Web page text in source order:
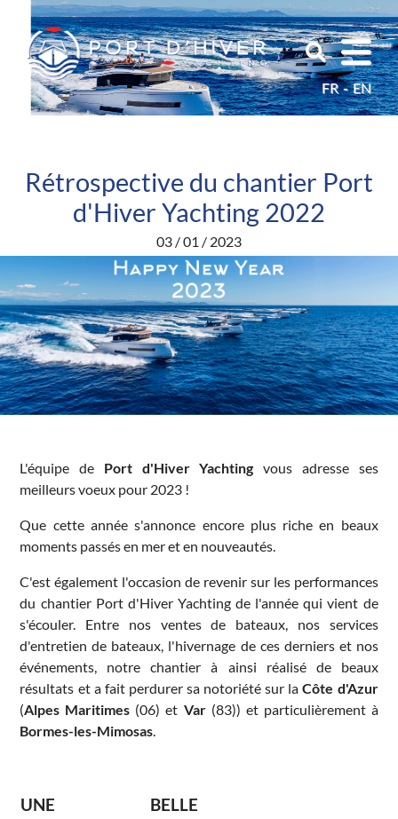
FR EN
Rétrospective du chantier Port
d'Hiver Yachting 2022
03 / 01 / 2023
L'équipe de Port d'Hiver Yachtingvous adresse ses
meilleurs voeux pour 2023 !
Que cette année s'annonce encore plus riche en beaux
moments passés en mer et en nouveautés.
C'est également l'occasion de revenir sur les performances
du chantier Port d'Hiver Yachting de l'année qui vient de
s'écouler. Entre nos ventes de bateaux, nos services
d'entretien de bateaux, l'hivernage de ces derniers et nos
événements, notre chantier à ainsi réalisé de beaux
résultats et a fait perdurer sa notoriété sur laCôte d'Azur
(Alpes Maritimes (06) et Var(83)) et particulièrement à
Bormes-les-Mimosas.
UNE BELLE